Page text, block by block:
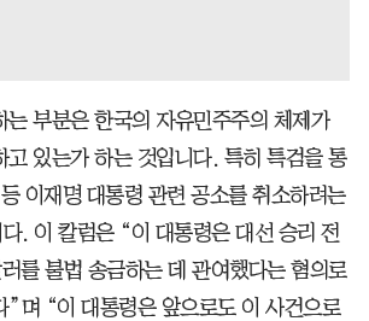
는 부분은 한국의 자유민주주의 체제가
고 있는가 하는 것입니다. 특히 특검을 통
이재명 대통령 관련 공소를 취소하려는
. 이 칼럼은 “이 대통령은 대선 승리 전
를 불법 송금하는 데 관여했다는 혐의로
”며 “이 대통령은 앞으로도 이 사건으로